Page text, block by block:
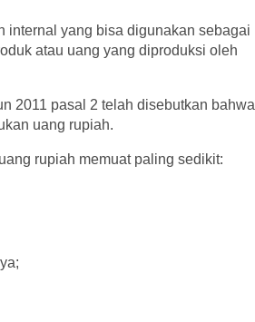
internal yang bisa digunakan sebagai
atau uang yang diproduksi oleh
2011 pasal 2 telah disebutkan bahwa
uang rupiah.
rupiah memuat paling sedikit: